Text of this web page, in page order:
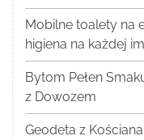
Mobilne toalety na
higiena na każdej
Bytom Pełen
z Dowozem
Geodeta z